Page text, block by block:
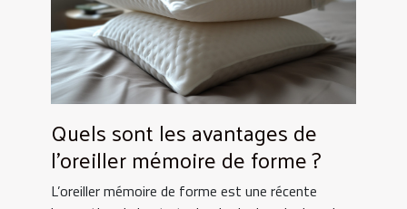
Quels sont les avantages de
l’oreiller mémoire de forme ?
L’oreiller mémoire de forme est une récente